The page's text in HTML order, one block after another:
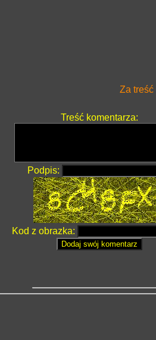
Za
Treść komentarza:
Podpis:
Kod z obrazka: